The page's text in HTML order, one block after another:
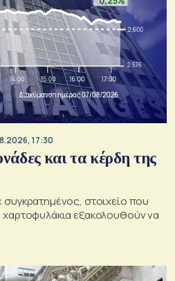
17:30
και τα κέρδη της
στοιχείο που
χαρτοφυλάκια εξακολουθούν να